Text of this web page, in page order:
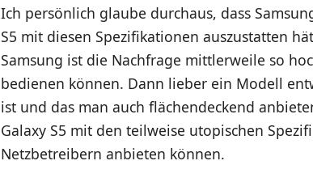
Ich persönlich glaube durchaus, dass
S5 mit diesen Spezifikationen auszustatten
Samsung ist die Nachfrage mittlerweile so
bedienen können. Dann lieber ein Modell
ist und das man auch flächendeckend
Galaxy S5 mit den teilweise utopischen
Netzbetreibern anbieten können.